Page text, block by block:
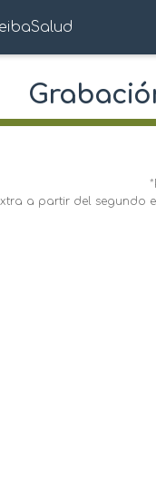
a partir del segundo